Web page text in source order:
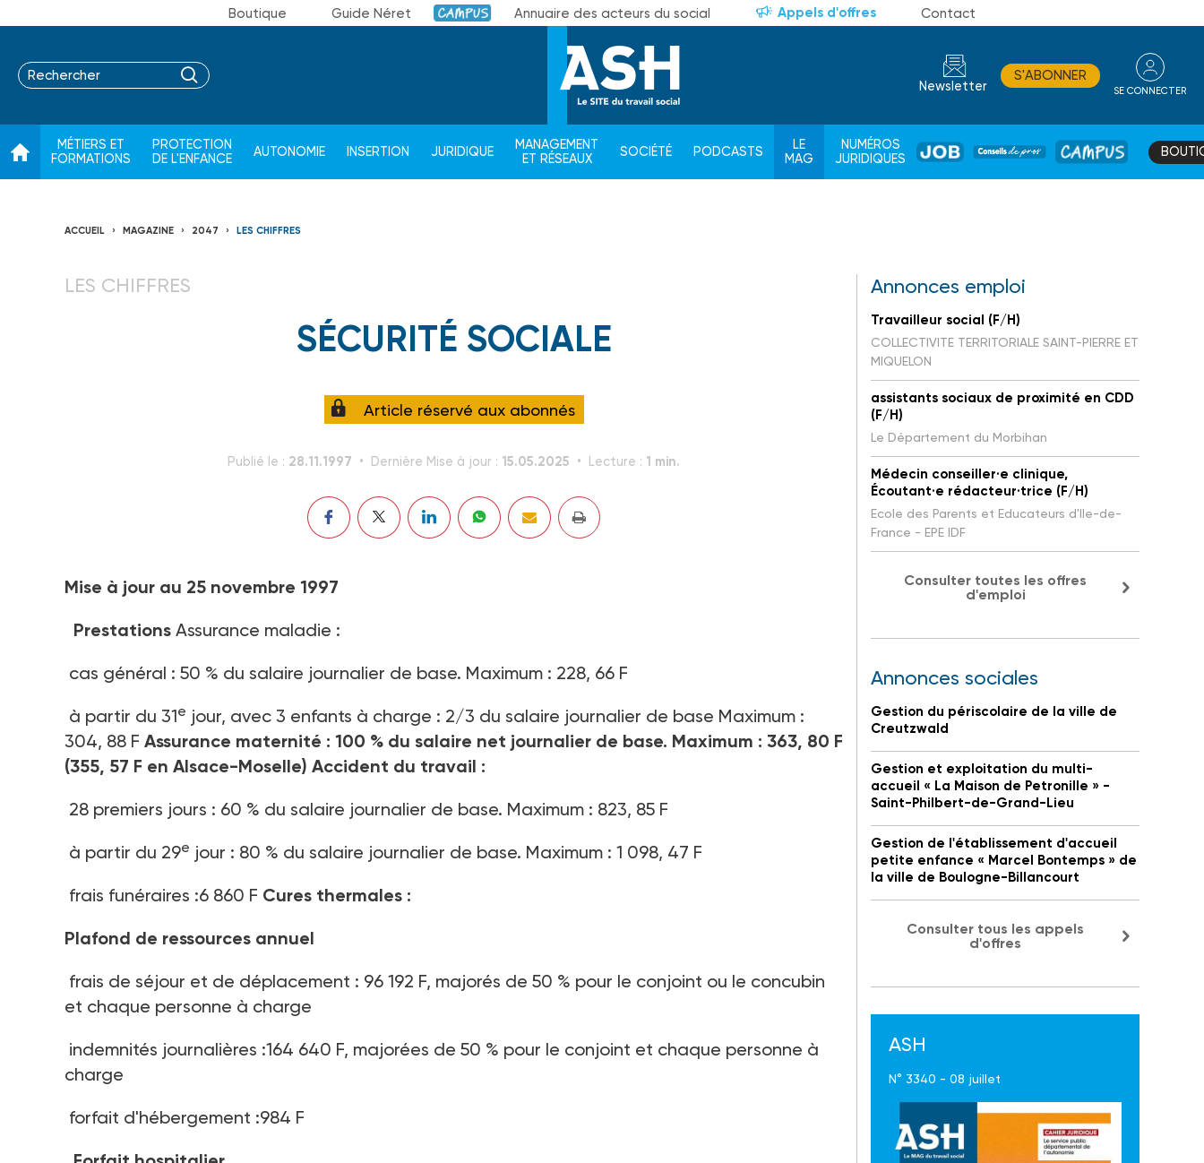
Boutique Guide Néret Campus Annuaire des acteurs du social Appels d'offres Contact
Newsletter
S'ABONNER
SE CONNECTER
MÉTIERS ET
FORMATIONS
PROTECTION
DE L'ENFANCE
AUTONOMIE INSERTION JURIDIQUE
MANAGEMENT
ET RÉSEAUX
SOCIÉTÉ PODCASTS
LE
MAG
NUMÉROS
JURIDIQUES
JOB
DE
CAMPUS
ACCUEIL MAGAZINE 2047 LES CHIFFRES
LES CHIFFRES
SÉCURITÉ SOCIALE
Article réservé aux abonnés
Publié le : 28.11.1997 Dernière Mise à jour : 15.05.2025 Lecture : 1 min.
Mise à jour au 25 novembre 1997
Prestations Assurance maladie :
cas général : 50 % du salaire journalier de base. Maximum : 228, 66 F
à partir du 31e jour, avec 3 enfants à charge : 2/3 du salaire journalier de base Maximum :
304, 88 F Assurance maternité : 100 % du salaire net journalier de base. Maximum : 363, 80 F
(355, 57 F en Alsace-Moselle) Accident du travail :
28 premiers jours : 60 % du salaire journalier de base. Maximum : 823, 85 F
à partir du 29e jour : 80 % du salaire journalier de base. Maximum : 1 098, 47 F
frais funéraires :6 860 F Cures thermales :
Plafond de ressources annuel
frais de séjour et de déplacement : 96 192 F, majorés de 50 % pour le conjoint ou le concubin
et chaque personne à charge
indemnités journalières :164 640 F, majorées de 50 % pour le conjoint et chaque personne à
charge
forfait d'hébergement :984 F
Annonces emploi
Travailleur social (F/H)
COLLECTIVITE TERRITORIALE SAINT-PIERRE ET
MIQUELON
assistants sociaux de proximité en CDD
(F/H)
Le Département du Morbihan
Médecin conseiller·e clinique,
Écoutant·e rédacteur·trice (F/H)
Ecole des Parents et Educateurs d'Ile-de-
France - EPE IDF
Consulter toutes les offres
d'emploi
Annonces sociales
Gestion du périscolaire de la ville de
Creutzwald
Gestion et exploitation du multi-
accueil « La Maison de Petronille » -
Saint-Philbert-de-Grand-Lieu
Gestion de l'établissement d'accueil
petite enfance « Marcel Bontemps » de
la ville de Boulogne-Billancourt
Consulter tous les appels
d'offres
ASH
N° 3340 - 08 juillet